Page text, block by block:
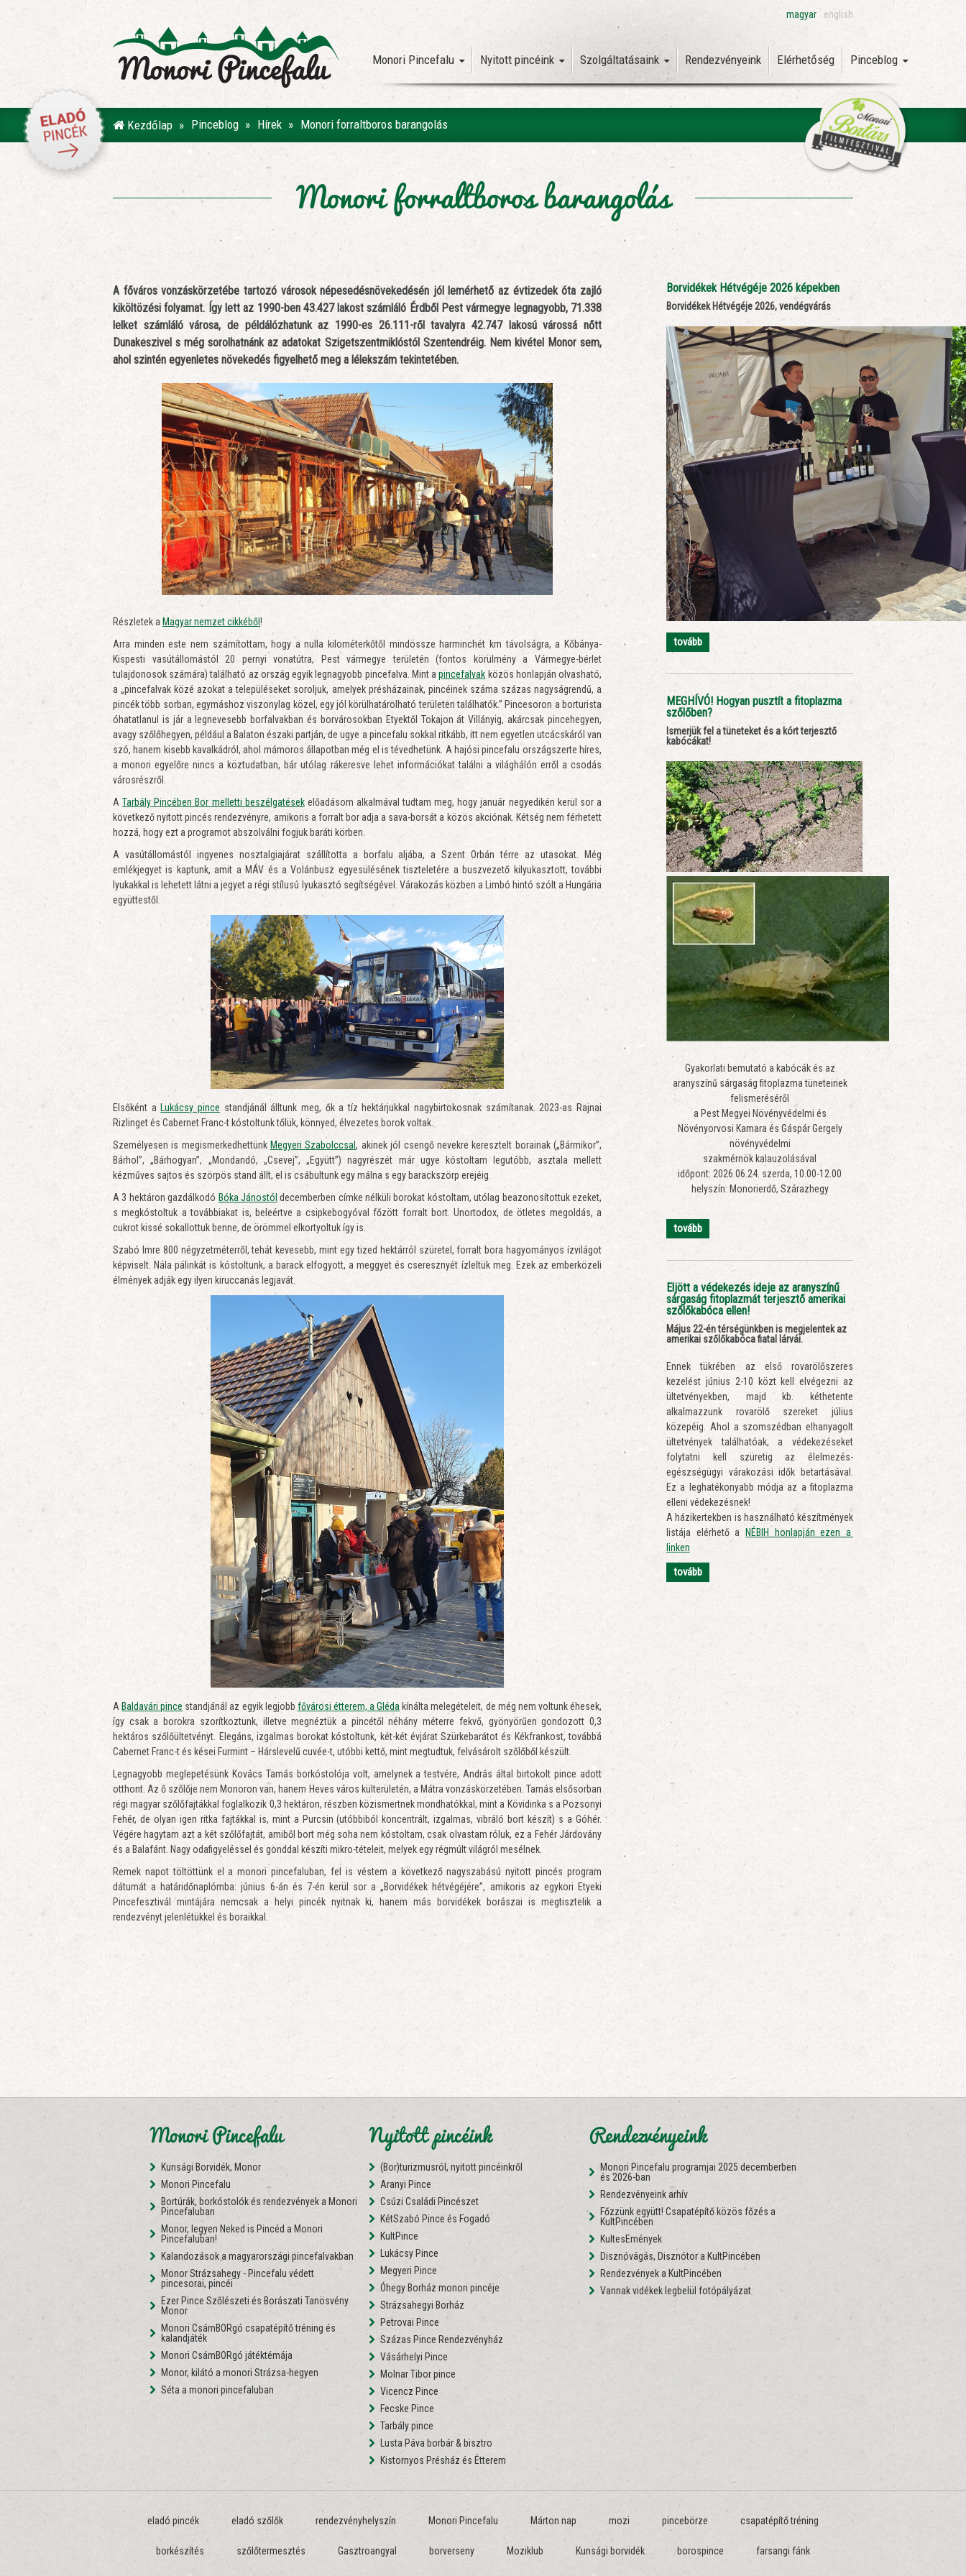
magyar english
Monori Pincefalu Nyitott pincéink Szolgáltatásaink Rendezvényeink Elérhetőség Pinceblog
Kezdőlap Pinceblog Hírek Monori forraltboros barangolás
Monori forraltboros barangolás
A főváros vonzáskörzetébe tartozó városok népesedésnövekedésén jól lemérhető az évtizedek óta zajló
kiköltözési folyamat. Így lett az 1990-ben 43.427 lakost számláló Érdből Pest vármegye legnagyobb, 71.338
lelket számláló városa, de példálózhatunk az 1990-es 26.111-ről tavalyra 42.747 lakosú várossá nőtt
Dunakeszivel s még sorolhatnánk az adatokat Szigetszentmiklóstól Szentendréig. Nem kivétel Monor sem,
ahol szintén egyenletes növekedés figyelhető meg a lélekszám tekintetében.
Részletek a Magyar nemzet cikkéből!
Arra minden este nem számítottam, hogy a nulla kilométerkőtől mindössze harminchét km távolságra, a Kőbánya-
Kispesti vasútállomástól 20 pernyi vonatútra, Pest vármegye területén (fontos körülmény a Vármegye-bérlet
tulajdonosok számára) található az ország egyik legnagyobb pincefalva. Mint apincefalvak közös honlapján olvasható,
a „pincefalvak közé azokat a településeket soroljuk, amelyek présházainak, pincéinek száma százas nagyságrendű, a
pincék több sorban, egymáshoz viszonylag közel, egy jól körülhatárolható területen találhatók.” Pincesoron a borturista
óhatatlanul is jár a legnevesebb borfalvakban és borvárosokban Etyektől Tokajon át Villányig, akárcsak pincehegyen,
avagy szőlőhegyen, például a Balaton északi partján, de ugye a pincefalu sokkal ritkább, itt nem egyetlen utcácskáról van
szó, hanem kisebb kavalkádról, ahol mámoros állapotban még el is tévedhetünk. A hajósi pincefalu országszerte híres,
a monori egyelőre nincs a köztudatban, bár utólag rákeresve lehet információkat találni a világhálón erről a csodás
városrészről.
ATarbály Pincében Bor melletti beszélgatésekelőadásom alkalmával tudtam meg, hogy január negyedikén kerül sor a
következő nyitott pincés rendezvényre, amikoris a forralt bor adja a sava-borsát a közös akciónak. Kétség nem férhetett
hozzá, hogy ezt a programot abszolválni fogjuk baráti körben.
A vasútállomástól ingyenes nosztalgiajárat szállította a borfalu aljába, a Szent Orbán térre az utasokat. Még
emlékjegyet is kaptunk, amit a MÁV és a Volánbusz egyesülésének tiszteletére a buszvezető kilyukasztott, további
lyukakkal is lehetett látni a jegyet a régi stílusú lyukasztó segítségével. Várakozás közben a Limbó hintó szólt a Hungária
együttestől.
Elsőként a Lukácsy pince standjánál álltunk meg, ők a tíz hektárjukkal nagybirtokosnak számítanak. 2023-as Rajnai
Rizlinget és Cabernet Franc-t kóstoltunk tőlük, könnyed, élvezetes borok voltak.
Személyesen is megismerkedhettünk Megyeri Szabolccsal, akinek jól csengő nevekre keresztelt borainak („Bármikor”,
Bárhol”, „Bárhogyan”, „Mondandó, „Csevej”, „Együtt”) nagyrészét már ugye kóstoltam legutóbb, asztala mellett
kézműves sajtos és szörpös stand állt, el is csábultunk egy málna s egy barackszörp erejéig.
A 3 hektáron gazdálkodó Bóka Jánostól decemberben címke nélküli borokat kóstoltam, utólag beazonosítottuk ezeket,
s megkóstoltuk a továbbiakat is, beleértve a csipkebogyóval főzött forralt bort. Unortodox, de ötletes megoldás, a
cukrot kissé sokallottuk benne, de örömmel elkortyoltuk így is.
Szabó Imre 800 négyzetméterről, tehát kevesebb, mint egy tized hektárról szüretel, forralt bora hagyományos ízvilágot
képviselt. Nála pálinkát is kóstoltunk, a barack elfogyott, a meggyet és cseresznyét ízleltük meg. Ezek az emberközeli
élmények adják egy ilyen kiruccanás legjavát.
A Baldavári pince standjánál az egyik legjobb fővárosi étterem, a Gléda kínálta melegételeit, de még nem voltunk éhesek,
így csak a borokra szorítkoztunk, illetve megnéztük a pincétől néhány méterre fekvő, gyönyörűen gondozott 0,3
hektáros szőlőültetvényt. Elegáns, izgalmas borokat kóstoltunk, két-két évjárat Szürkebarátot és Kékfrankost, továbbá
Cabernet Franc-t és kései Furmint – Hárslevelű cuvée-t, utóbbi kettő, mint megtudtuk, felvásárolt szőlőből készült.
Legnagyobb meglepetésünk Kovács Tamás borkóstolója volt, amelynek a testvére, András által birtokolt pince adott
otthont. Az ő szőlője nem Monoron van, hanem Heves város külterületén, a Mátra vonzáskörzetében. Tamás elsősorban
régi magyar szőlőfajtákkal foglalkozik 0,3 hektáron, részben közismertnek mondhatókkal, mint a Kövidinka s a Pozsonyi
Fehér, de olyan igen ritka fajtákkal is, mint a Purcsin (utóbbiból koncentrált, izgalmas, vibráló bort készít) s a Góhér.
Végére hagytam azt a két szőlőfajtát, amiből bort még soha nem kóstoltam, csak olvastam róluk, ez a Fehér Járdovány
és a Balafánt. Nagy odafigyeléssel és gonddal készíti mikro-tételeit, melyek egy régmúlt világról mesélnek.
Remek napot töltöttünk el a monori pincefaluban, fel is véstem a következő nagyszabású nyitott pincés program
dátumát a határidőnaplómba: június 6-án és 7-én kerül sor a „Borvidékek hétvégéjére”, amikoris az egykori Etyeki
Pincefesztivál mintájára nemcsak a helyi pincék nyitnak ki, hanem más borvidékek borászai is megtisztelik a
rendezvényt jelenlétükkel és boraikkal.
Borvidékek Hétvégéje 2026 képekben
Borvidékek Hétvégéje 2026, vendégvárás
tovább
MEGHÍVÓ! Hogyan pusztít a fitoplazma
szőlőben?
Ismerjük fel a tüneteket és a kórt terjesztő
kabócákat!
Gyakorlati bemutató a kabócák és az
aranyszínű sárgaság fitoplazma tüneteinek
felismeréséről
a Pest Megyei Növényvédelmi és
Növényorvosi Kamara és Gáspár Gergely
növényvédelmi
szakmérnök kalauzolásával
időpont: 2026.06.24. szerda, 10.00-12.00
helyszín: Monorierdő, Szárazhegy
tovább
Eljött a védekezés ideje az aranyszínű
sárgaság fitoplazmát terjesztő amerikai
szőlőkabóca ellen!
Május 22-én térségünkben is megjelentek az
amerikai szőlőkabóca fiatal lárvái.
Ennek tükrében az első rovarölőszeres
kezelést június 2-10 közt kell elvégezni az
ültetvényekben, majd kb. kéthetente
alkalmazzunk rovarölő szereket július
közepéig. Ahol a szomszédban elhanyagolt
ültetvények találhatóak, a védekezéseket
folytatni kell szüretig az élelmezés-
egészségügyi várakozási idők betartásával.
Ez a leghatékonyabb módja az a fitoplazma
elleni védekezésnek!
A házikertekben is használható készítmények
listája elérhető a
NÉBIH honlapján ezen a
linken
tovább
Monori Pincefalu
Kunsági Borvidék, Monor
Monori Pincefalu
Bortúrák, borkóstolók és rendezvények a Monori
Pincefaluban
Monor, legyen Neked is Pincéd a Monori
Pincefaluban!
Kalandozások a magyarországi pincefalvakban
Monor Strázsahegy - Pincefalu védett
pincesorai, pincéi
Ezer Pince Szőlészeti és Borászati Tanösvény
Monor
Monori CsámBORgó csapatépítő tréning és
kalandjáték
Monori CsámBORgó játéktémája
Monor, kilátó a monori Strázsa-hegyen
Séta a monori pincefaluban
Nyitott pincéink
(Bor)turizmusról, nyitott pincéinkről
Aranyi Pince
Csúzi Családi Pincészet
KétSzabó Pince és Fogadó
KultPince
Lukácsy Pince
Megyeri Pince
Óhegy Borház monori pincéje
Strázsahegyi Borház
Petrovai Pince
Százas Pince Rendezvényház
Vásárhelyi Pince
Molnar Tibor pince
Vicencz Pince
Fecske Pince
Tarbály pince
Lusta Páva borbár & bisztro
Kistornyos Présház és Étterem
Rendezvényeink
Monori Pincefalu programjai 2025 decemberben
és 2026-ban
Rendezvényeink arhív
Főzzünk együtt! Csapatépítő közös főzés a
KultPincében
KultesEmények
Disznóvágás, Disznótor a KultPincében
Rendezvények a KultPincében
Vannak vidékek legbelül fotópályázat
eladó pincék eladó szőlők rendezvényhelyszín Monori Pincefalu Márton nap mozi pincebörze csapatépítő tréning
borkészítés szőlőtermesztés Gasztroangyal borverseny Moziklub Kunsági borvidék borospince farsangi fánk